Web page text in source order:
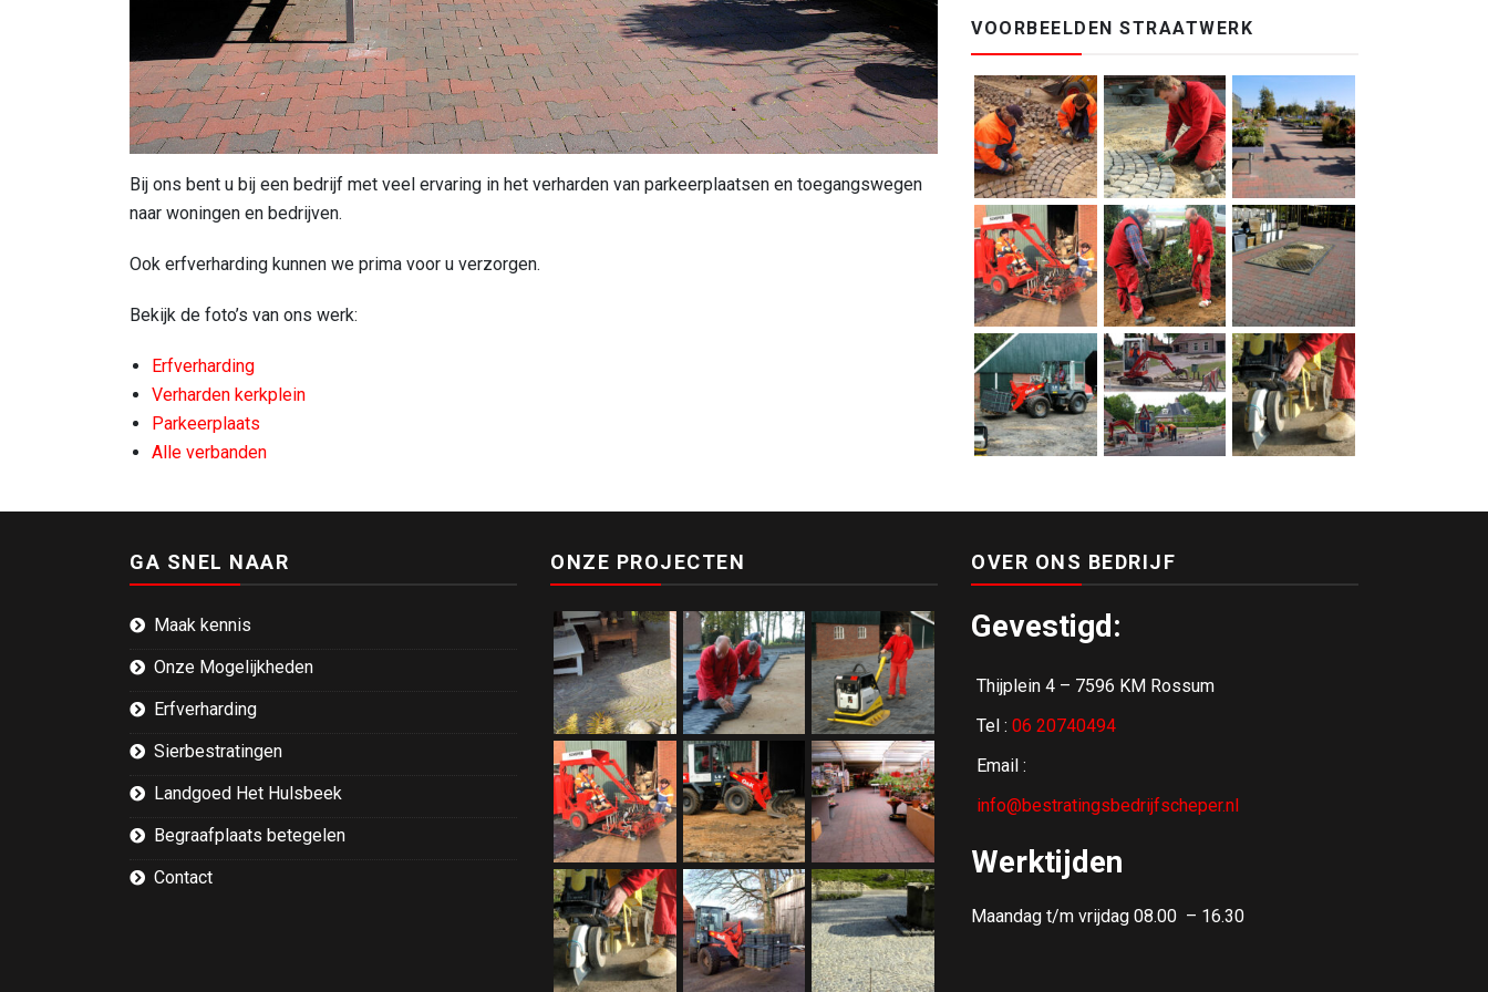
Bij ons bent u bij een bedrijf met veel ervaring in het verharden van parkeerplaatsen en toegangswegen
naar woningen en bedrijven.
Ook erfverharding kunnen we prima voor u verzorgen.
Bekijk de foto’s van ons werk:
Erfverharding
Verharden kerkplein
Parkeerplaats
Alle verbanden
VOORBEELDEN STRAATWERK
GA SNEL NAAR
Maak kennis
Onze Mogelijkheden
Erfverharding
Sierbestratingen
Landgoed Het Hulsbeek
Begraafplaats betegelen
Contact
ONZE PROJECTEN OVER ONS BEDRIJF
Gevestigd:
Thijplein 4 – 7596 KM Rossum
Tel : 06 20740494
Email :
info@bestratingsbedrijfscheper.nl
Werktijden
Maandag t/m vrijdag 08.00 – 16.30